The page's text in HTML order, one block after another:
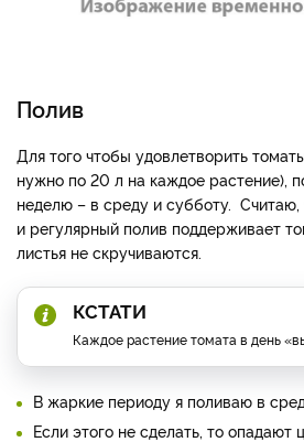
Полив
Для того чтобы удовлетворить
нужно по 20 л на каждое растение),
неделю – в среду и субботу.
и регулярный полив поддерживает
листья не скручиваются.
КСТАТИ
Каждое растение томата в день
В жаркие периоду я поливаю в
Если этого не сделать, то опадают